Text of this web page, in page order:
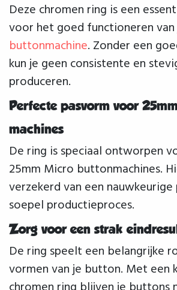
Deze chromen ring is een
voor het goed functioneren van
buttonmachine. Zonder een
kun je geen consistente en
produceren.
Perfecte pasvorm voor
machines
De ring is speciaal ontworpen
25mm Micro buttonmachines.
verzekerd van een nauwkeurige
soepel productieproces.
Zorg voor een strak
De ring speelt een belangrijke
vormen van je button. Met een